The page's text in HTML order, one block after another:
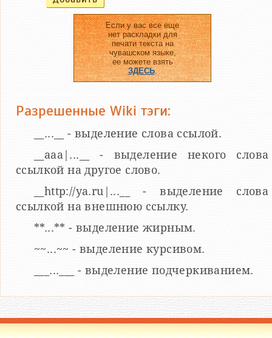
Если у вас все еще
нет раскладки для
печати текста на
чувашском языке,
ее можете взять
ЗДЕСЬ.
Разрешенные Wiki тэги:
__...__ - выделение слова ссылой.
__aaa|...__ - выделение некого слова
ссылкой на другое слово.
__http://ya.ru|...__ - выделение слова
ссылкой на внешнюю ссылку.
**...** - выделение жирным.
~~...~~ - выделение курсивом.
___...___ - выделение подчеркиванием.